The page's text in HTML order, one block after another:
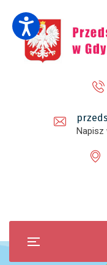
Napisz